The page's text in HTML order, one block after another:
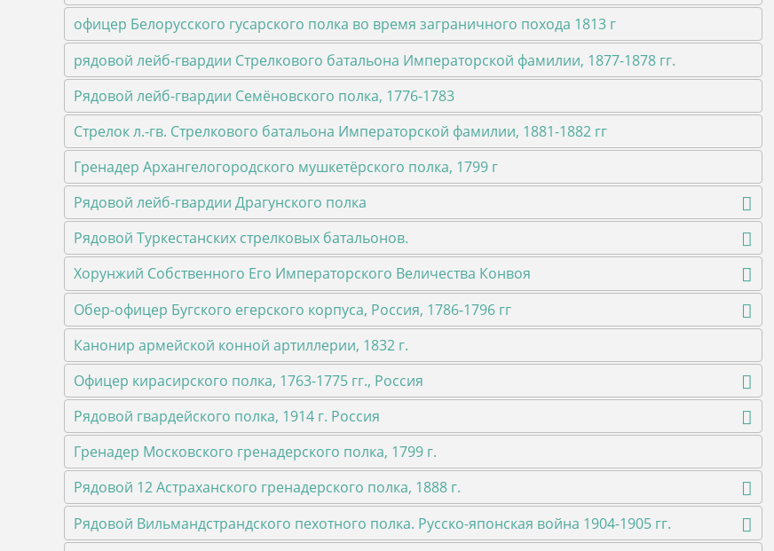
офицер Белорусского гусарского полка во время заграничного похода 1813 г
рядовой лейб-гвардии Стрелкового батальона Императорской фамилии, 1877-1878 гг.
Рядовой лейб-гвардии Семёновского полка, 1776-1783
Cтрелок л.-гв. Стрелкового батальона Императорской фамилии, 1881-1882 гг
Гренадер Архангелогородского мушкетёрского полка, 1799 г
Рядовой лейб-гвардии Драгунского полка
Рядовой Туркестанских стрелковых батальонов.
Хорунжий Собственного Его Императорского Величества Конвоя
Обер-офицер Бугского егерского корпуса, Россия, 1786-1796 гг
Канонир армейской конной артиллерии, 1832 г.
Офицер кирасирского полка, 1763-1775 гг., Россия
Рядовой гвардейского полка, 1914 г. Россия
Гренадер Московского гренадерского полка, 1799 г.
Рядовой 12 Астраханского гренадерского полка, 1888 г.
Рядовой Вильмандстрандского пехотного полка. Русско-японская война 1904-1905 гг.